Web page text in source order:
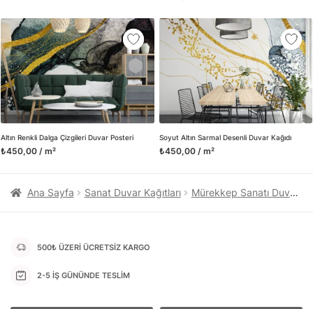
Altın Renkli Dalga Çizgileri Duvar Posteri
₺450,00 / m²
Soyut Altın Sarmal Desenli Duvar Kağıdı
₺450,00 / m²
üretimini ve satışını yapmaktadır. Duvar tasarımının önemini
biliyor ve evin en kritik dekorasyon alanı olduğunu kabul
ediyoruz. Bu nedenle ürün yelpazemizi sürekli genişletiyor ve
trendlere ayak uydurmanın yanı sıra yeni trendlerin oluşumunda
da öncü rol üstleniyoruz.
Herhangi bir soru ya da sorununuz olursa bizimle iletişime
geçebilirsiniz.
Ana Sayfa Sanat Duvar Kağıtları Mürekkep Sanatı Duvar Kağıtları
500₺ ÜZERİ ÜCRETSİZ KARGO
2-5 İŞ GÜNÜNDE TESLİM